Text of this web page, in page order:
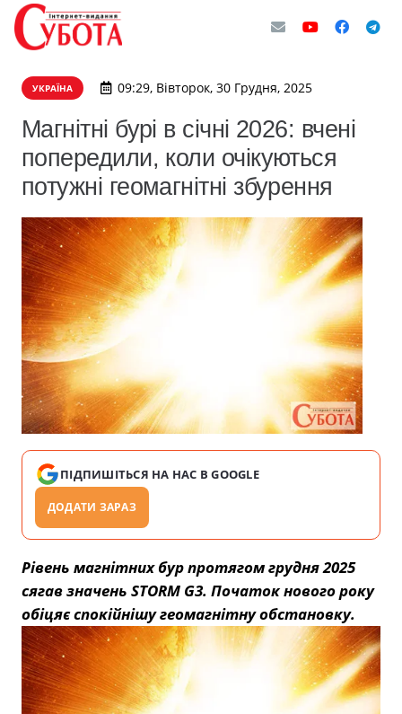
УКРАЇНА 09:29, Вівторок, 30 Грудня, 2025
Магнітні бурі в січні 2026: вчені
попередили, коли очікуються
потужні геомагнітні збурення
ПІДПИШІТЬСЯ НА НАС В GOOGLE
ДОДАТИ ЗАРАЗ
Рівень магнітних бур протягом грудня 2025
сягав значень STORM G3. Початок нового року
обіцяє спокійнішу геомагнітну обстановку.